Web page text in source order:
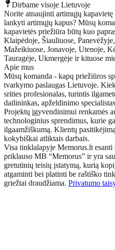
Dirbame visoje Lietuvoje
Norite atnaujinti artimųjų kapavietę
lankyti artimųjų kapus? Mūsų
kapavietės priežiūra būtų kuo
Klaipėdoje, Šiauliuose,
Mažeikiuose, Jonavoje, Utenoje,
Tauragėje, Ukmergėje ir kituose
Apie mus
Mūsų komanda - kapų priežiūros
tvarkymo paslaugas Lietuvoje.
srities profesionalas, turintis
dailininkas, apželdinimo
Projektų įgyvendinimui renkamės
technologinius sprendimus, kurie
ilgaamžiškumą. Klientų
kokybiškai atliktais darbais.
Visa tinklalapyje Memorus.lt
priklauso MB “Memorus” ir yra
gretutinių teisių įstatymą, kurią
atgaminti bei platinti be raštiško
griežtai draudžiama. Privatumo